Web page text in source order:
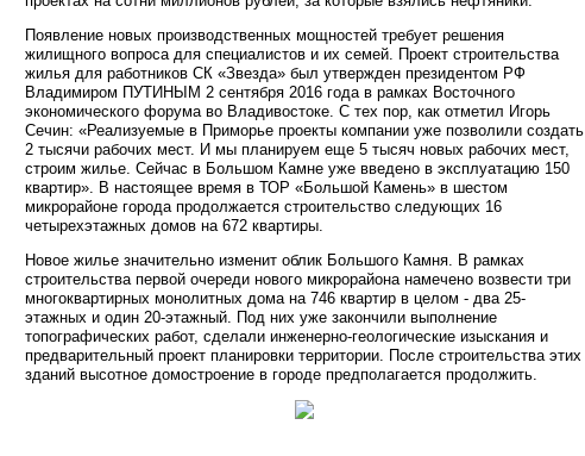
Появление новых производственных мощностей требует решения
жилищного вопроса для специалистов и их семей. Проект строительства
жилья для работников СК «Звезда» был утвержден президентом РФ
Владимиром ПУТИНЫМ 2 сентября 2016 года в рамках Восточного
экономического форума во Владивостоке. С тех пор, как отметил Игорь
Сечин: «Реализуемые в Приморье проекты компании уже позволили создать
2 тысячи рабочих мест. И мы планируем еще 5 тысяч новых рабочих мест,
строим жилье. Сейчас в Большом Камне уже введено в эксплуатацию 150
квартир». В настоящее время в ТОР «Большой Камень» в шестом
микрорайоне города продолжается строительство следующих 16
четырехэтажных домов на 672 квартиры.
Новое жилье значительно изменит облик Большого Камня. В рамках
строительства первой очереди нового микрорайона намечено возвести три
многоквартирных монолитных дома на 746 квартир в целом - два 25-
этажных и один 20-этажный. Под них уже закончили выполнение
топографических работ, сделали инженерно-геологические изыскания и
предварительный проект планировки территории. После строительства этих
зданий высотное домостроение в городе предполагается продолжить.